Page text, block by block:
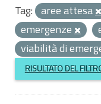
Tag: aree attesa
emergenze
viabilità di
RISULTATO DEL